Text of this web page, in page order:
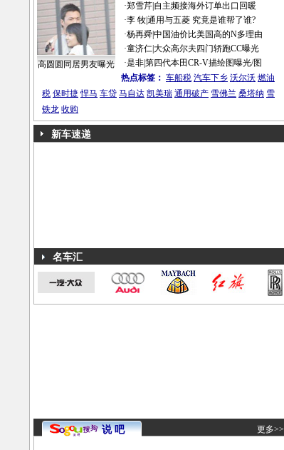
高圆圆同居男友曝光
·郑雪芹| 自主频接海外订单出口回暖
·李 牧|通用与五菱 究竟是谁帮了谁?
·杨再舜|中国油价比美国高的N多理由
·童济仁|大众高尔夫四门轿跑CC曝光
·是非|第四代本田CR-V描绘图曝光/图
热点标签： 车船税 汽车下乡 沃尔沃 燃油
税 保时捷 悍马 车贷 马自达 凯美瑞 通用破产 雪佛兰 桑塔纳 雪
铁龙 收购
新车速递
名车汇
说 吧 更多>>